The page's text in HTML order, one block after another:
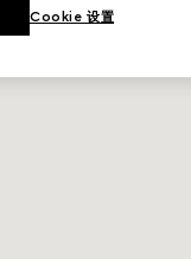
Cookie 设置